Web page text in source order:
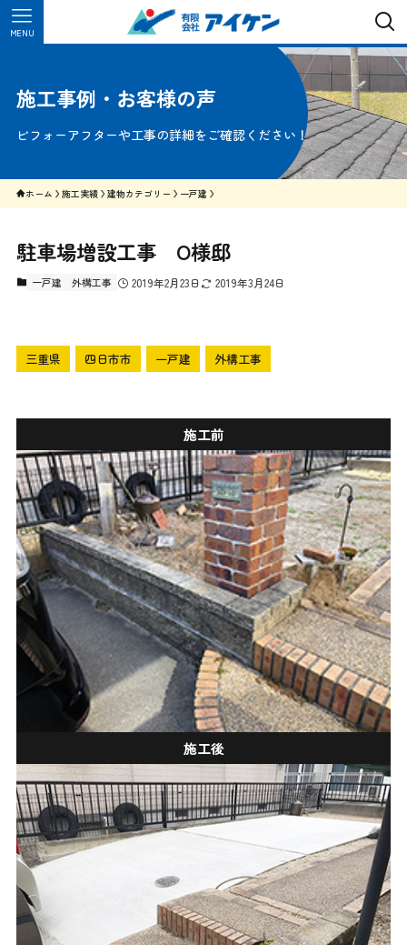
MENU
施工事例・お客様の声
ビフォーアフターや工事の詳細をご確認ください！
ホーム 施工実績 建物カテゴリー 一戸建
駐車場増設工事 O様邸
一戸建 外構工事 2019年2月23日 2019年3月24日
三重県 四日市市 一戸建 外構工事
施工前
施工後